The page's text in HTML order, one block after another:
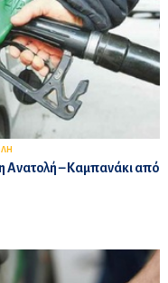
Ανατολή – Καμπανάκι από